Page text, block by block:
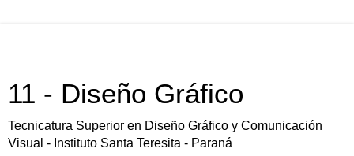
11 - Diseño Gráfico
Tecnicatura Superior en Diseño Gráfico y Comunicación
Visual - Instituto Santa Teresita - Paraná